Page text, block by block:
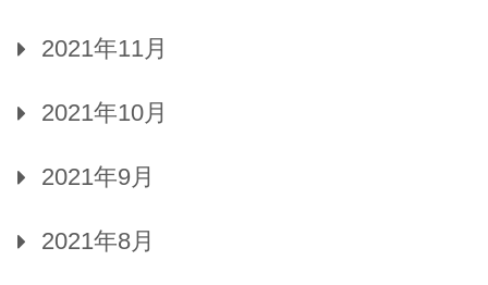
2021年11月
2021年10月
2021年9月
2021年8月